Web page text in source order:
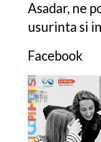
Asadar, ne
usurinta si
Facebook